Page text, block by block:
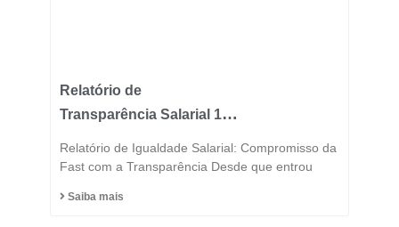
Relatório de
Transparência Salarial 1º
Relatório de Igualdade Salarial: Compromisso da
Fast com a Transparência Desde que entrou
Saiba mais